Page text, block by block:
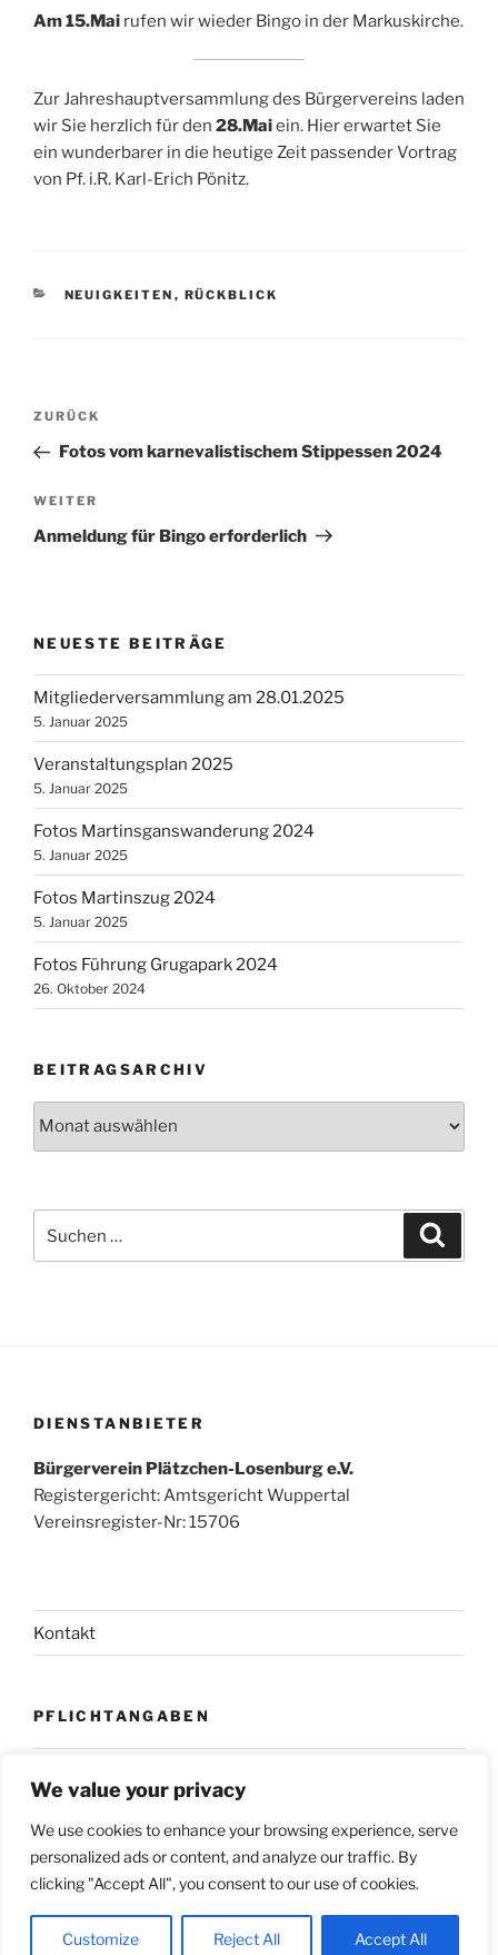
We value your privacy
We use cookies to enhance your browsing experience, serve
personalized ads or content, and analyze our traffic. By
clicking "Accept All", you consent to our use of cookies.
Customize Reject All Accept All
Am 15.Mai rufen wir wieder Bingo in der Markuskirche.
Zur Jahreshauptversammlung des Bürgervereins laden
wir Sie herzlich für den 28.Maiein. Hier erwartet Sie
ein wunderbarer in die heutige Zeit passender Vortrag
von Pf. i.R. Karl-Erich Pönitz.
KATEGORIEN
NEUIGKEITEN , RÜCKBLICK
Beitragsnavigation
Vorheriger
Beitrag
ZURÜCK
Fotos vom karnevalistischem Stippessen 2024
Nächster
Beitrag
WEITER
Anmeldung für Bingo erforderlich
NEUESTE BEITRÄGE
Mitgliederversammlung am 28.01.2025
5. Januar 2025
Veranstaltungsplan 2025
5. Januar 2025
Fotos Martinsganswanderung 2024
5. Januar 2025
Fotos Martinszug 2024
5. Januar 2025
Fotos Führung Grugapark 2024
26. Oktober 2024
BEITRAGSARCHIV
nach:
DIENSTANBIETER
Bürgerverein Plätzchen-Losenburg e.V.
Registergericht: Amtsgericht Wuppertal
Vereinsregister-Nr: 15706
Kontakt
PFLICHTANGABEN
Datenschutz Stolz präsentiert von WordPress